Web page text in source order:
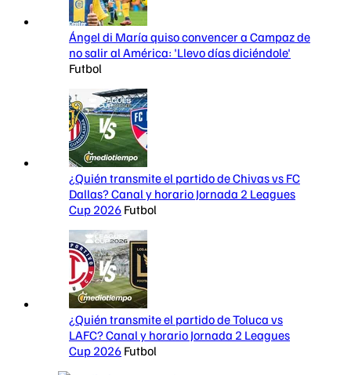
Ángel di María quiso convencer a Campaz de
no salir al América: 'Llevo días diciéndole'
Futbol
¿Quién transmite el partido de Chivas vs FC
Dallas? Canal y horario Jornada 2 Leagues
Cup 2026 Futbol
¿Quién transmite el partido de Toluca vs
LAFC? Canal y horario Jornada 2 Leagues
Cup 2026 Futbol